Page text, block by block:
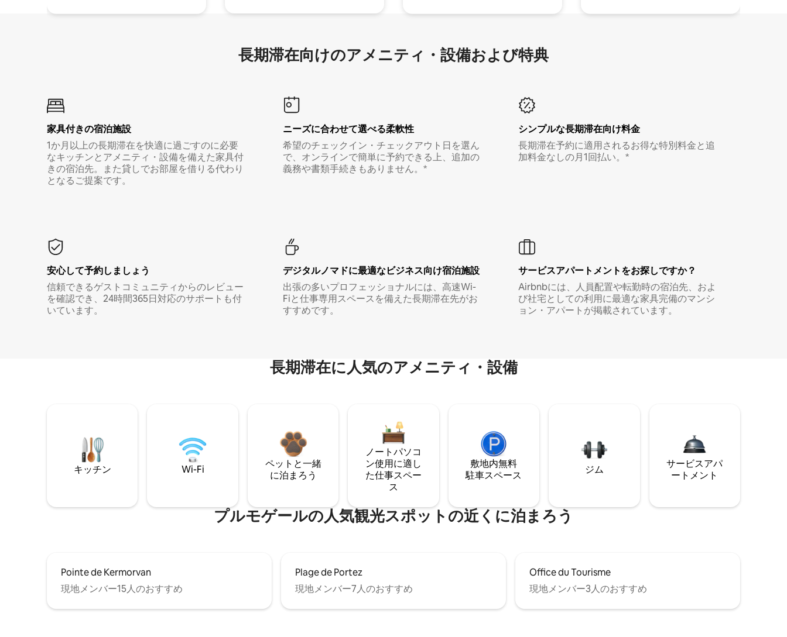
長期滞在向け⁠のア⁠メ⁠ニ⁠テ⁠ィ⁠・設⁠備⁠および特⁠典
家具付き⁠の宿⁠泊⁠施⁠設
1か月以上の長期滞在を快適に過ごすのに必要
なキッチンとアメニティ・設備を備えた家具付
きの宿泊先。また貸しでお部屋を借りる代わり
となるご提案です。
ニーズに合わせて選べる柔軟性
希望のチェックイン・チェックアウト日を選ん
で、オンラインで簡単に予約できる上、追加の
義務や書類手続きもありません。*
シンプルな長期滞在向け料金
長期滞在予約に適用されるお得な特別料金と追
加料金なしの月1回払い。*
安心して予約しましょう
信頼できるゲストコミュニティからのレビュー
を確認でき、24時間365日対応のサポートも付
いています。
デジタルノマド⁠に最⁠適⁠なビ⁠ジ⁠ネ⁠ス⁠向⁠け宿⁠泊⁠施⁠設
出張の多いプロフェッショナルには、高速Wi-
Fiと仕事専用スペースを備えた長期滞在先がお
すすめです。
サービスアパートメントをお探しですか？
Airbnbには、人員配置や転勤時の宿泊先、およ
び社宅としての利用に最適な家具完備のマンシ
ョン・アパートが掲載されています。
長期滞在に人気のアメニティ・設備
キッチン Wi-Fi
ペットと一緒
に泊まろう
ノートパソコ
ン使用に適し
た仕事スペー
ス
敷地内無料
駐⁠車ス⁠ペ⁠ー⁠ス
ジム
サービスアパ
ートメント
プルモゲールの人気観光スポットの近くに泊まろう
Pointe de Kermorvan
現地メンバー15人のおすすめ
Plage de Portez
現地メンバー7人のおすすめ
Office du Tourisme
現地メンバー3人のおすすめ